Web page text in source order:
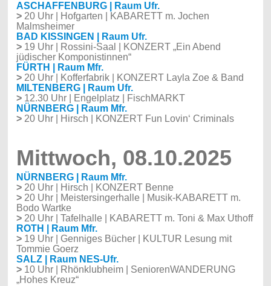
ASCHAFFENBURG | Raum Ufr.
>20 Uhr | Hofgarten | KABARETT m. Jochen
Malmsheimer
BAD KISSINGEN | Raum Ufr.
>19 Uhr | Rossini-Saal | KONZERT „Ein Abend
jüdischer Komponistinnen“
FÜRTH | Raum Mfr.
>20 Uhr | Kofferfabrik | KONZERT Layla Zoe & Band
MILTENBERG | Raum Ufr.
>12.30 Uhr | Engelplatz | FischMARKT
NÜRNBERG | Raum Mfr.
>20 Uhr | Hirsch | KONZERT Fun Lovin‘ Criminals
Mittwoch, 08.10.2025
NÜRNBERG | Raum Mfr.
>20 Uhr | Hirsch | KONZERT Benne
>20 Uhr | Meistersingerhalle | Musik-KABARETT m.
Bodo Wartke
>20 Uhr | Tafelhalle | KABARETT m. Toni & Max Uthoff
ROTH | Raum Mfr.
>19 Uhr | Genniges Bücher | KULTUR Lesung mit
Tommie Goerz
SALZ | Raum NES-Ufr.
>10 Uhr | Rhönklubheim | SeniorenWANDERUNG
„Hohes Kreuz“